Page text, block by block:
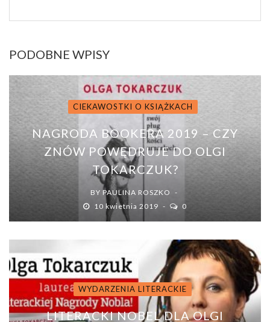
PODOBNE WPISY
CIEKAWOSTKI O KSIĄŻKACH
NAGRODA BOOKERA 2019 – CZY
ZNÓW POWĘDRUJE DO OLGI
TOKARCZUK?
BY PAULINA ROSZKO
10 kwietnia 2019
0
WYDARZENIA LITERACKIE
LITERACKI NOBEL DLA OLGI